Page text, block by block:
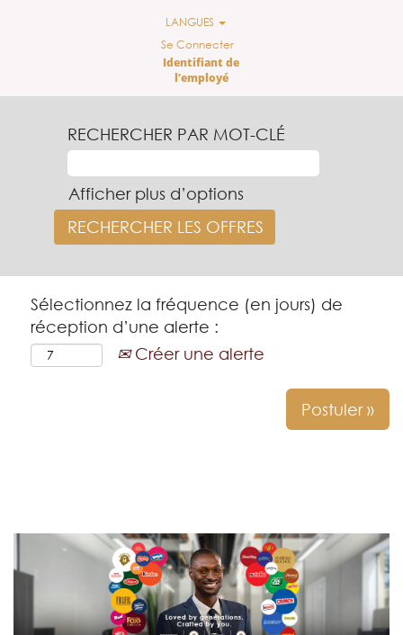
LANGUES
Se Connecter
Identifiant de
l’employé
RECHERCHER PAR MOT-CLÉ
Afficher plus d’options
Sélectionnez la fréquence (en jours) de
réception d’une alerte :
Créer une alerte
Postuler »